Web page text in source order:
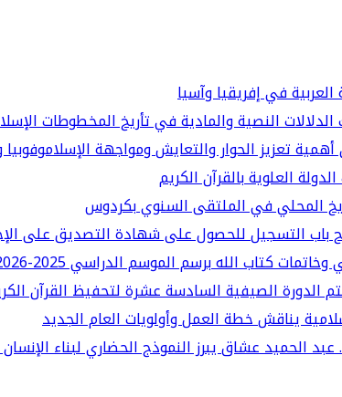
في إفريقيا وآسيا
النصية والمادية في تأريخ المخطوطات
تعزيز الحوار والتعايش ومواجهة
العلوية بالقرآن الكريم
المحلي في الملتقى السنوي بكردوس
باب التسجيل للحصول على شهادة التصديق على
كتاب الله برسم الموسم الدراسي 2025-2026
الدورة الصيفية السادسة عشرة لتحفيظ القرآن
يناقش خطة العمل وأولويات العام الجديد
الحميد عشاق يبرز النموذج الحضاري لبناء الإنسان